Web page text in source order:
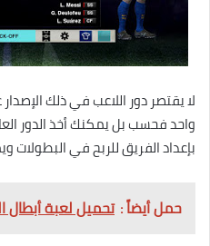
لا يقتصر دور اللاعب في ذلك
واحد فحسب بل يمكنك أخذ الدور
بإعداد الفريق للربح في البطولات
حمل أيضاً : تحميل لعبة أبطال